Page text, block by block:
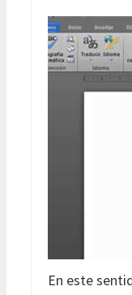
En este